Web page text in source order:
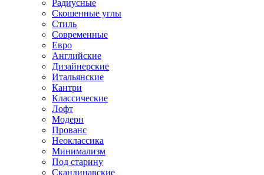
Радиусные
Скошенные углы
Стиль
Современные
Евро
Английские
Дизайнерские
Итальянские
Кантри
Классические
Лофт
Модерн
Прованс
Неоклассика
Минимализм
Под старину
Скандинавские